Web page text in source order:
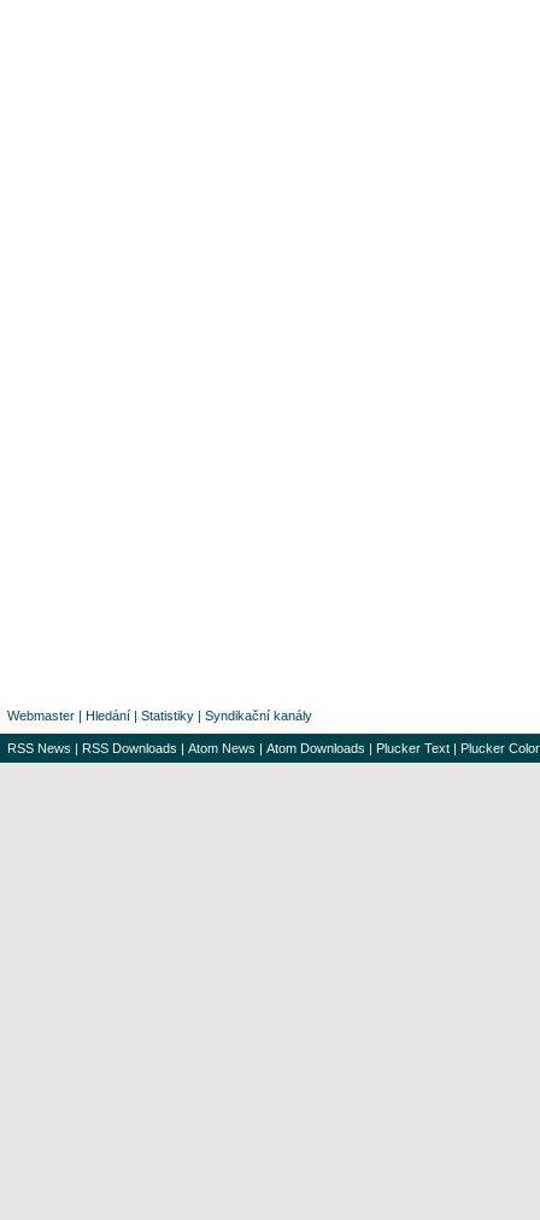
Webmaster | Hledání | Statistiky | Syndikační kanály
RSS News | RSS Downloads | Atom News | Atom Downloads | Plucker Text | Plucker Color